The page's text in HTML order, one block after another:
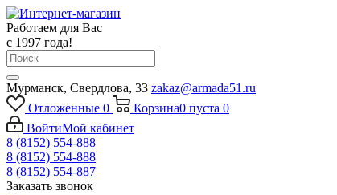
Работаем для Вас
с 1997 года!
Мурманск, Свердлова, 33 zakaz@armada51.ru
Отложенные 0 Корзина0 пуста 0
ВойтиМой кабинет
8 (8152) 554-888
8 (8152) 554-888
8 (8152) 554-887
Заказать звонок